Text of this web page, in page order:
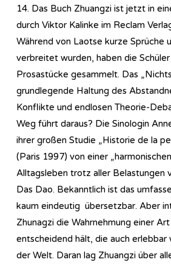
14. Das Buch Zhuangzi ist jetzt in
durch Viktor Kalinke im Reclam
Während von Laotse kurze Sprüche
verbreitet wurden, haben die
Prosastücke gesammelt. Das
grundlegende Haltung des
Konflikte und endlosen Theorie-
Weg führt daraus? Die Sinologin
ihrer großen Studie „Historie de la
(Paris 1997) von einer
Alltagsleben trotz aller Belastungen
Das Dao. Bekanntlich ist das
kaum eindeutig übersetzbar. Aber
Zhunagzi die Wahrnehmung einer
entscheidend hält, die auch erlebbar
der Welt. Daran lag Zhuangzi über